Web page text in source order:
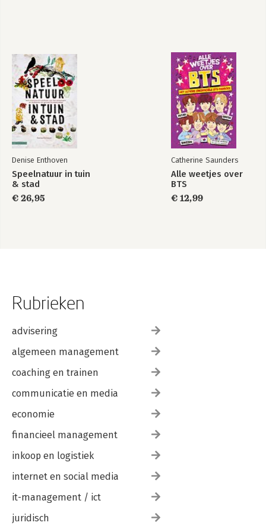
Denise Enthoven
Speelnatuur in tuin
& stad
€ 26,95
Catherine Saunders
Alle weetjes over
BTS
€ 12,99
Rubrieken
advisering
algemeen management
coaching en trainen
communicatie en media
economie
financieel management
inkoop en logistiek
internet en social media
it-management / ict
juridisch